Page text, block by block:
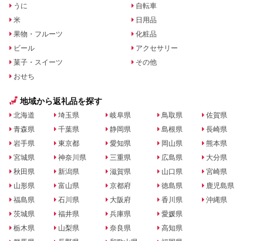
うに
米
果物・フルーツ
ビール
菓子・スイーツ
おせち
自転車
日用品
化粧品
アクセサリー
その他
地域から返礼品を探す
北海道
青森県
岩手県
宮城県
秋田県
山形県
福島県
茨城県
栃木県
埼玉県
千葉県
東京都
神奈川県
新潟県
富山県
石川県
福井県
山梨県
岐阜県
静岡県
愛知県
三重県
滋賀県
京都府
大阪府
兵庫県
奈良県
鳥取県
島根県
岡山県
広島県
山口県
徳島県
香川県
愛媛県
高知県
佐賀県
長崎県
熊本県
大分県
宮崎県
鹿児島県
沖縄県